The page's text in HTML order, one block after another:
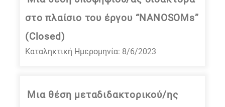
στο πλαίσιο του έργου “NANOSOMs”
(Closed)
Καταληκτική Ημερομηνία: 8/6/2023
Μια θέση μεταδιδακτορικού/ης